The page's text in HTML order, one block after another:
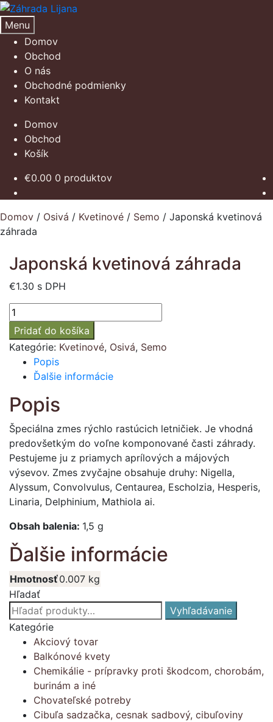
Preskočiť
na
navigáciu
Preskočiť
na
obsah
Menu
Domov
Obchod
O nás
Obchodné podmienky
Kontakt
Domov
Obchod
Košík
€0.00 0 produktov
Domov / Osivá / Kvetinové / Semo / Japonská kvetinová
záhrada
Japonská kvetinová záhrada
€1.30 s DPH
množstvo
Japonská
kvetinová
záhrada
Pridať do košíka
Kategórie: Kvetinové, Osivá, Semo
Popis
Ďalšie informácie
Popis
Špeciálna zmes rýchlo rastúcich letničiek. Je vhodná
predovšetkým do voľne komponované časti záhrady.
Pestujeme ju z priamych aprílových a májových
výsevov. Zmes zvyčajne obsahuje druhy: Nigella,
Alyssum, Convolvulus, Centaurea, Escholzia, Hesperis,
Linaria, Delphinium, Mathiola ai.
Obsah balenia: 1,5 g
Ďalšie informácie
Hmotnosť0.007 kg
Hľadať
Hľadať:
Vyhľadávanie
Kategórie
Akciový tovar
Balkónové kvety
Chemikálie - prípravky proti škodcom, chorobám,
burinám a iné
Chovateľské potreby
Cibuľa sadzačka, cesnak sadbový, cibuľoviny